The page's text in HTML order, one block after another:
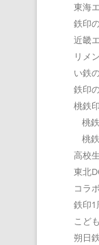
東海
鉄印
近畿
リメ
い鉄
鉄印
桃鉄
桃
桃
高校
東北
コラ
鉄印1
こど
朔日